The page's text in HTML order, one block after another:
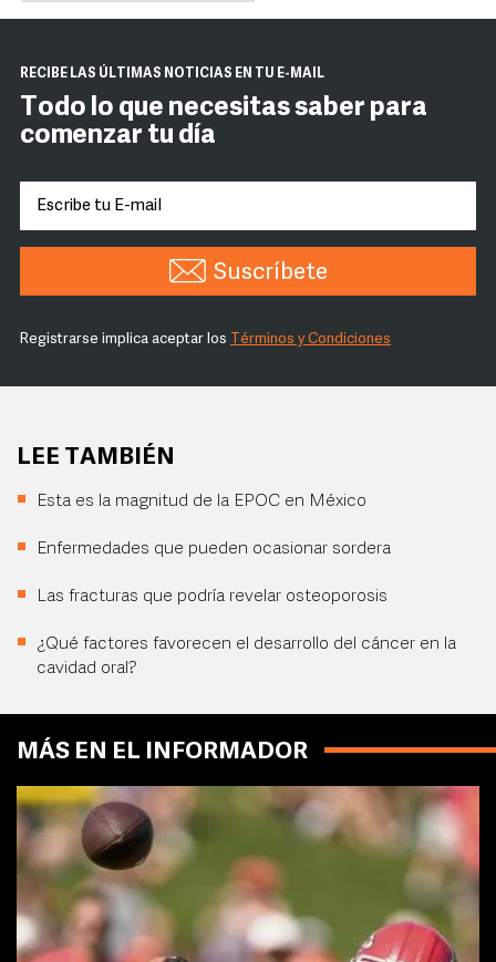
RECIBE LAS ÚLTIMAS NOTICIAS EN TU E-MAIL
Todo lo que necesitas saber para
comenzar tu día
Suscríbete
Registrarse implica aceptar los Términos y Condiciones
LEE TAMBIÉN
Esta es la magnitud de la EPOC en México
Enfermedades que pueden ocasionar sordera
Las fracturas que podría revelar osteoporosis
¿Qué factores favorecen el desarrollo del cáncer en la
cavidad oral?
MÁS EN EL INFORMADOR